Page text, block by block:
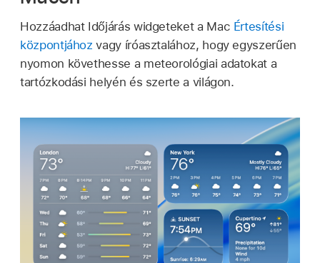
Hozzáadhat Időjárás widgeteket a Mac Értesítési
központjához vagy íróasztalához, hogy egyszerűen
nyomon követhesse a meteorológiai adatokat a
tartózkodási helyén és szerte a világon.